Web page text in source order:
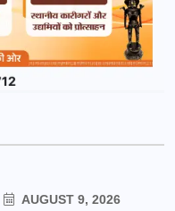
AUGUST 9, 2026